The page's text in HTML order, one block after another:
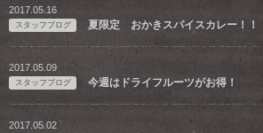
2017.05.16
スタッフブログ 夏限定 おかきスパイスカレー！！
2017.05.09
スタッフブログ 今週はドライフルーツがお得！
2017.05.02